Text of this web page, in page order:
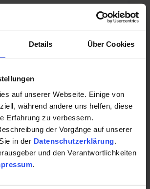
Details Über Cookies
auf unserer Webseite. Einige von
während andere uns helfen, diese
Erfahrung zu verbessern.
der Vorgänge auf unserer
in der Datenschutzerklärung
und den Verantwortlichkeiten
orthopädisch-unfallchirurgische
auf die stationäre Schmerztherapie.
der medizinischen Betreuung
im Sinne einer
die gleichermaßen körperliche,